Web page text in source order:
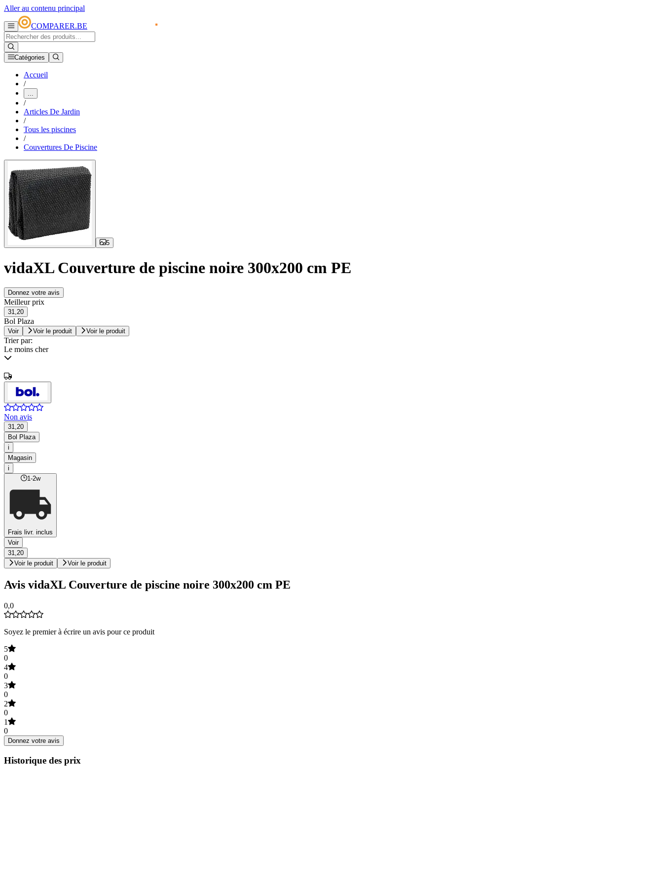
Aller au contenu principal
COMPARER.BE
Catégories
Accueil
/
...
/
Articles De Jardin
/
Tous les piscines
/
Couvertures De Piscine
5
vidaXL Couverture de piscine noire 300x200 cm PE
Donnez votre avis
Meilleur prix
31,20
Bol Plaza
Voir Voir le produit Voir le produit
Trier par:
Le moins cher
Non avis
31,20
Bol Plaza
i
Magasin
i
1-2w
Frais livr. inclus
Voir
31,20
Voir le produit
Voir le produit
Avis vidaXL Couverture de piscine noire 300x200 cm PE
0,0
Soyez le premier à écrire un avis pour ce produit
5
0
4
0
3
0
2
0
1
0
Donnez votre avis
Historique des prix